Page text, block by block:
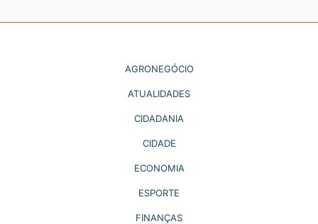
AGRONEGÓCIO
ATUALIDADES
CIDADANIA
CIDADE
ECONOMIA
ESPORTE
FINANÇAS